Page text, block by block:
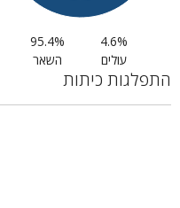
4.6%
עולים
95.4%
השאר
התפלגות כיתות